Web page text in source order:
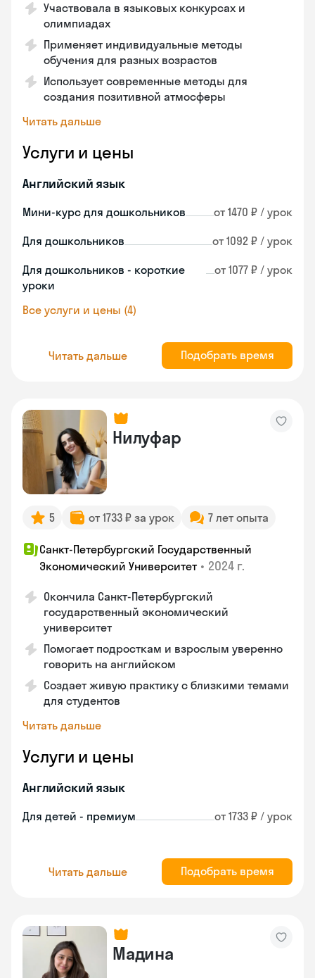
Участвовала в языковых конкурсах и
олимпиадах
Применяет индивидуальные методы
обучения для разных возрастов
Использует современные методы для
создания позитивной атмосферы
Читать дальше
Услуги и цены
Английский язык
Мини-курс для дошкольников от 1470 ₽ / урок
Для дошкольников от 1092 ₽ / урок
Для дошкольников - короткие
уроки
от 1077 ₽ / урок
Все услуги и цены (4)
Читать дальше Подобрать время
Нилуфар
5 от 1733 ₽ за урок 7 лет опыта
Санкт-Петербургский Государственный
Экономический Университет • 2024 г.
Окончила Санкт-Петербургский
государственный экономический
университет
Помогает подросткам и взрослым уверенно
говорить на английском
Создает живую практику с близкими темами
для студентов
Читать дальше
Услуги и цены
Английский язык
Для детей - премиум от 1733 ₽ / урок
Читать дальше Подобрать время
Мадина